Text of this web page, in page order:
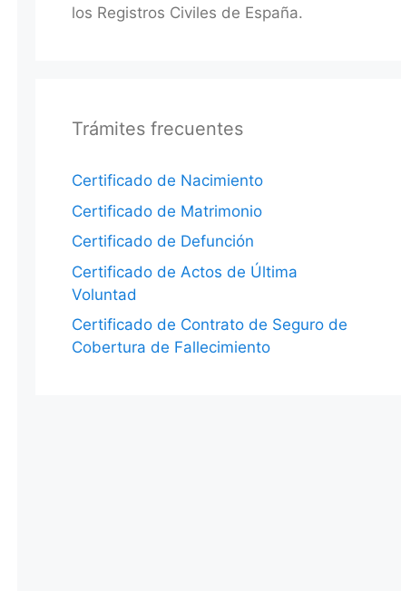
los Registros Civiles de España.
Trámites frecuentes
Certificado de Nacimiento
Certificado de Matrimonio
Certificado de Defunción
Certificado de Actos de Última
Voluntad
Certificado de Contrato de Seguro de
Cobertura de Fallecimiento